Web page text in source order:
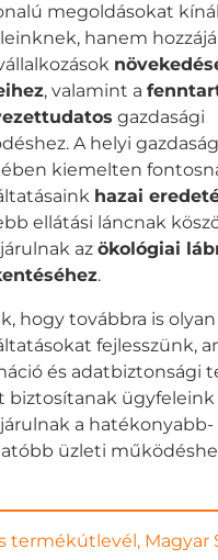
megoldásokat
hanem
, valamint a
gazdasági
A helyi
kiemelten
hazai
ellátási láncnak
az ökológiai
.
hogy továbbra is olyan
fejlesszünk,
és adatbiztonsági
biztosítanak ügyfeleink
a hatékonyabb-
üzleti
termékútlevél , Magyar